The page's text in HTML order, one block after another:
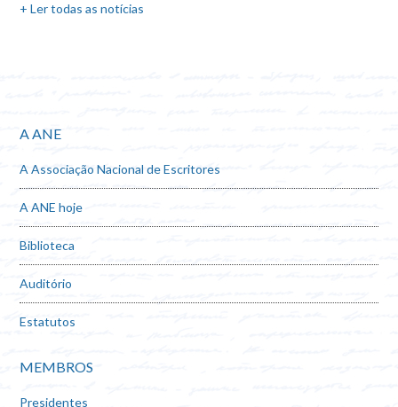
+ Ler todas as notícias
A ANE
A Associação Nacional de Escritores
A ANE hoje
Biblioteca
Auditório
Estatutos
MEMBROS
Presidentes